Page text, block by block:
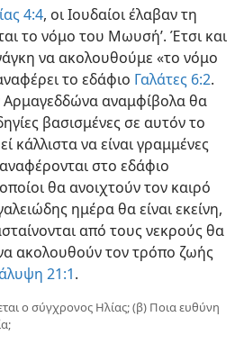
4:4, οι Ιουδαίοι έλαβαν τη
το νόμο του Μωυσή’. Έτσι και
να ακολουθούμε «το νόμο
το εδάφιο Γαλάτες 6:2.
Αρμαγεδδώνα αναμφίβολα θα
βασισμένες σε αυτόν το
κάλλιστα να είναι γραμμένες
στο εδάφιο
θα ανοιχτούν τον καιρό
ημέρα θα είναι εκείνη,
από τους νεκρούς θα
ακολουθούν τον τρόπο ζωής
21:1.
ο σύγχρονος Ηλίας; (β) Ποια ευθύνη